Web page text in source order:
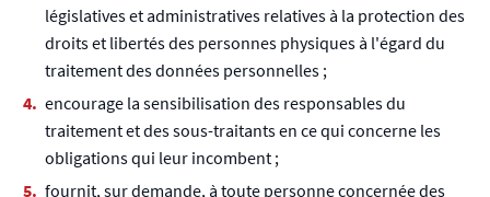
législatives et administratives relatives à la protection des
droits et libertés des personnes physiques à l'égard du
traitement des données personnelles ;
encourage la sensibilisation des responsables du
traitement et des sous-traitants en ce qui concerne les
obligations qui leur incombent ;
fournit, sur demande, à toute personne concernée des